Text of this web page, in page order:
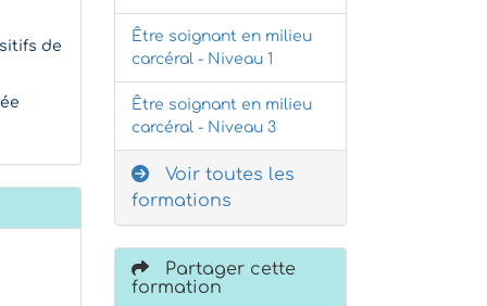
de
Être soignant en milieu
carcéral - Niveau 1
Être soignant en milieu
carcéral - Niveau 3
Voir toutes les
formations
Partager cette
formation